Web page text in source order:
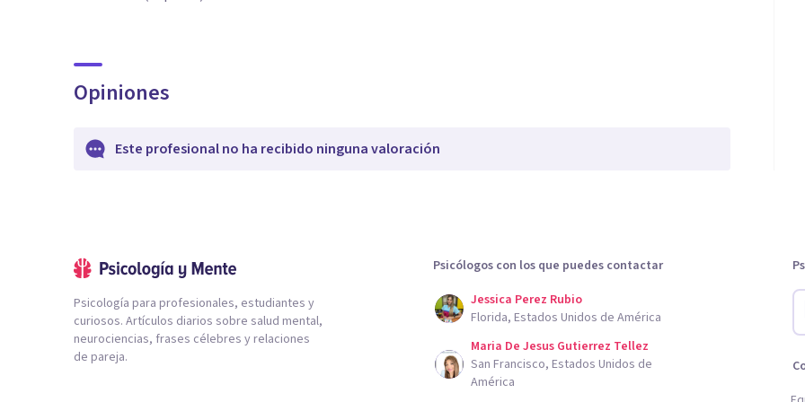
Opiniones
Este profesional no ha recibido ninguna valoración
Psicología para profesionales, estudiantes y
curiosos. Artículos diarios sobre salud mental,
neurociencias, frases célebres y relaciones
de pareja.
Psicólogos con los que puedes contactar
Jessica Perez Rubio
Florida, Estados Unidos de América
Maria De Jesus Gutierrez Tellez
San Francisco, Estados Unidos de
América